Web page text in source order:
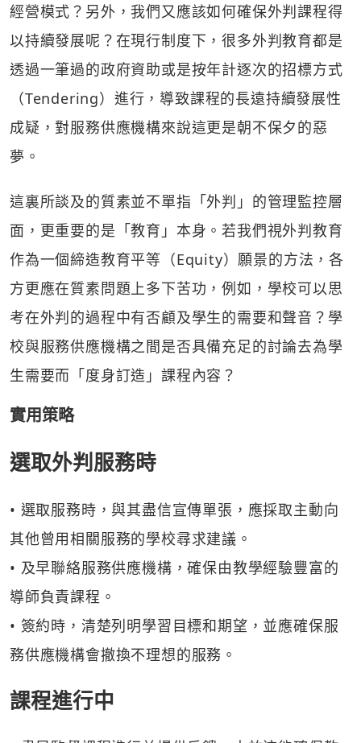
經營模式？另外，我們又應該如何確保外判課程得
以持續發展呢？在現行制度下，很多外判教育都是
透過一筆過的政府資助或是按年計逐次的招標方式
（Tendering）進行，導致課程的長遠持續發展性
成疑，對服務供應機構來說這更是朝不保夕的惡
夢。
這裏所談及的質素並不單指「外判」的管理監控層
面，更重要的是「教育」本身。若我們視外判教育
作為一個締造教育平等（Equity）願景的方法，各
方更應在質素問題上多下苦功，例如，學校可以思
考在外判的過程中有否顧及學生的需要和聲音？學
校與服務供應機構之間是否具備充足的討論去為學
生需要而「度身訂造」課程內容？
實用策略
選取外判服務時
• 選取服務時，與其盡信宣傳單張，應採取主動向
其他曾用相關服務的學校尋求建議。
• 及早聯絡服務供應機構，確保由教學經驗豐富的
導師負責課程。
• 簽約時，清楚列明學習目標和期望，並應確保服
務供應機構會撤換不理想的服務。
課程進行中